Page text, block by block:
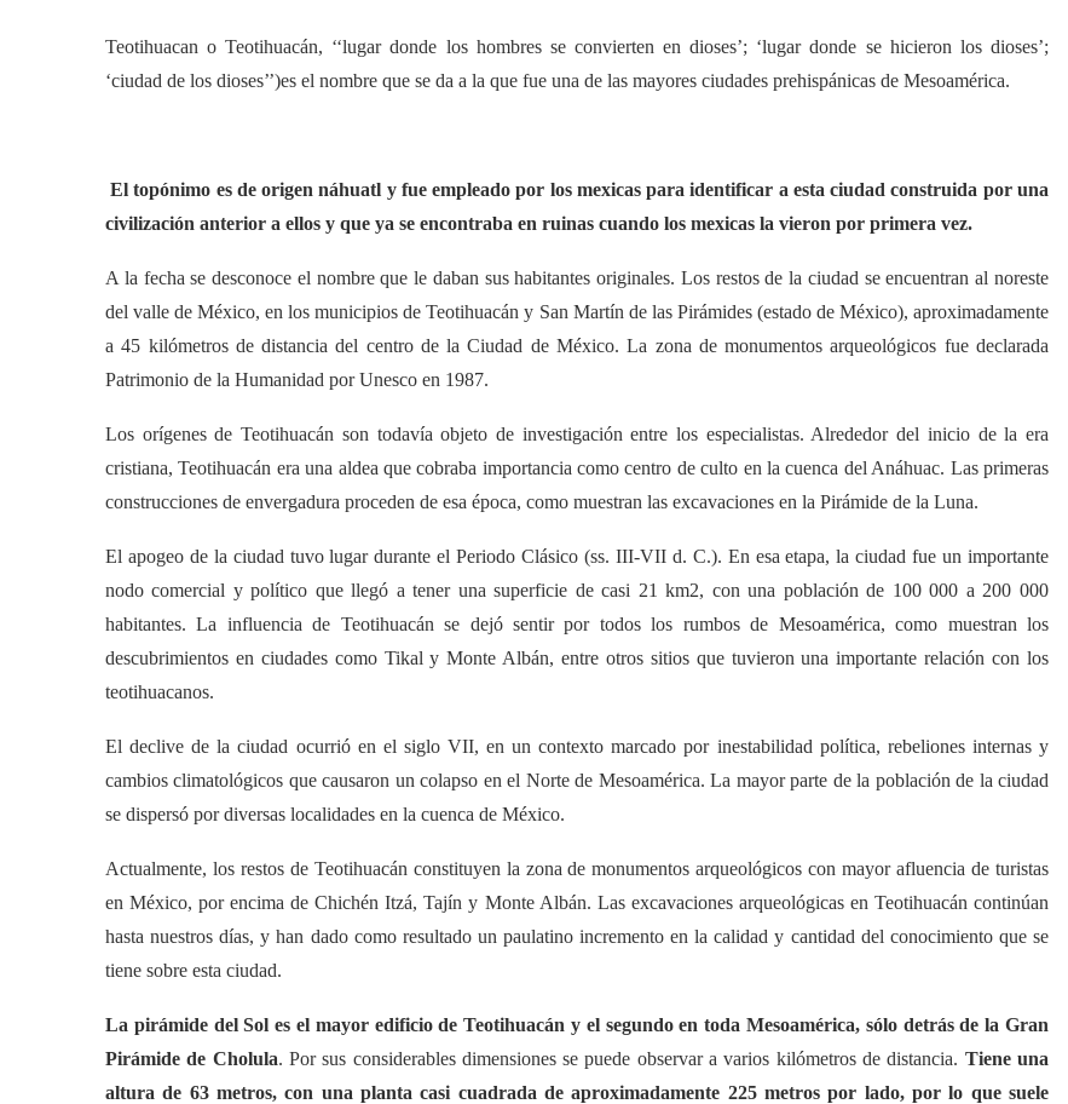
Teotihuacan o Teotihuacán, ‘‘lugar donde los hombres se convierten en dioses’; ‘lugar donde se hicieron los dioses’;
‘ciudad de los dioses’’)es el nombre que se da a la que fue una de las mayores ciudades prehispánicas de Mesoamérica.
El topónimo es de origen náhuatl y fue empleado por los mexicas para identificar a esta ciudad construida por una
civilización anterior a ellos y que ya se encontraba en ruinas cuando los mexicas la vieron por primera vez.
A la fecha se desconoce el nombre que le daban sus habitantes originales. Los restos de la ciudad se encuentran al noreste
del valle de México, en los municipios de Teotihuacán y San Martín de las Pirámides (estado de México), aproximadamente
a 45 kilómetros de distancia del centro de la Ciudad de México. La zona de monumentos arqueológicos fue declarada
Patrimonio de la Humanidad por Unesco en 1987.
Los orígenes de Teotihuacán son todavía objeto de investigación entre los especialistas. Alrededor del inicio de la era
cristiana, Teotihuacán era una aldea que cobraba importancia como centro de culto en la cuenca del Anáhuac. Las primeras
construcciones de envergadura proceden de esa época, como muestran las excavaciones en la Pirámide de la Luna.
El apogeo de la ciudad tuvo lugar durante el Periodo Clásico (ss. III-VII d. C.). En esa etapa, la ciudad fue un importante
nodo comercial y político que llegó a tener una superficie de casi 21 km2, con una población de 100 000 a 200 000
habitantes. La influencia de Teotihuacán se dejó sentir por todos los rumbos de Mesoamérica, como muestran los
descubrimientos en ciudades como Tikal y Monte Albán, entre otros sitios que tuvieron una importante relación con los
teotihuacanos.
El declive de la ciudad ocurrió en el siglo VII, en un contexto marcado por inestabilidad política, rebeliones internas y
cambios climatológicos que causaron un colapso en el Norte de Mesoamérica. La mayor parte de la población de la ciudad
se dispersó por diversas localidades en la cuenca de México.
Actualmente, los restos de Teotihuacán constituyen la zona de monumentos arqueológicos con mayor afluencia de turistas
en México, por encima de Chichén Itzá, Tajín y Monte Albán. Las excavaciones arqueológicas en Teotihuacán continúan
hasta nuestros días, y han dado como resultado un paulatino incremento en la calidad y cantidad del conocimiento que se
tiene sobre esta ciudad.
La pirámide del Sol es el mayor edificio de Teotihuacán y el segundo en toda Mesoamérica, sólo detrás de la Gran
Pirámide de Cholula. Por sus considerables dimensiones se puede observar a varios kilómetros de distancia. Tiene una
altura de 63 metros, con una planta casi cuadrada de aproximadamente 225 metros por lado, por lo que suele